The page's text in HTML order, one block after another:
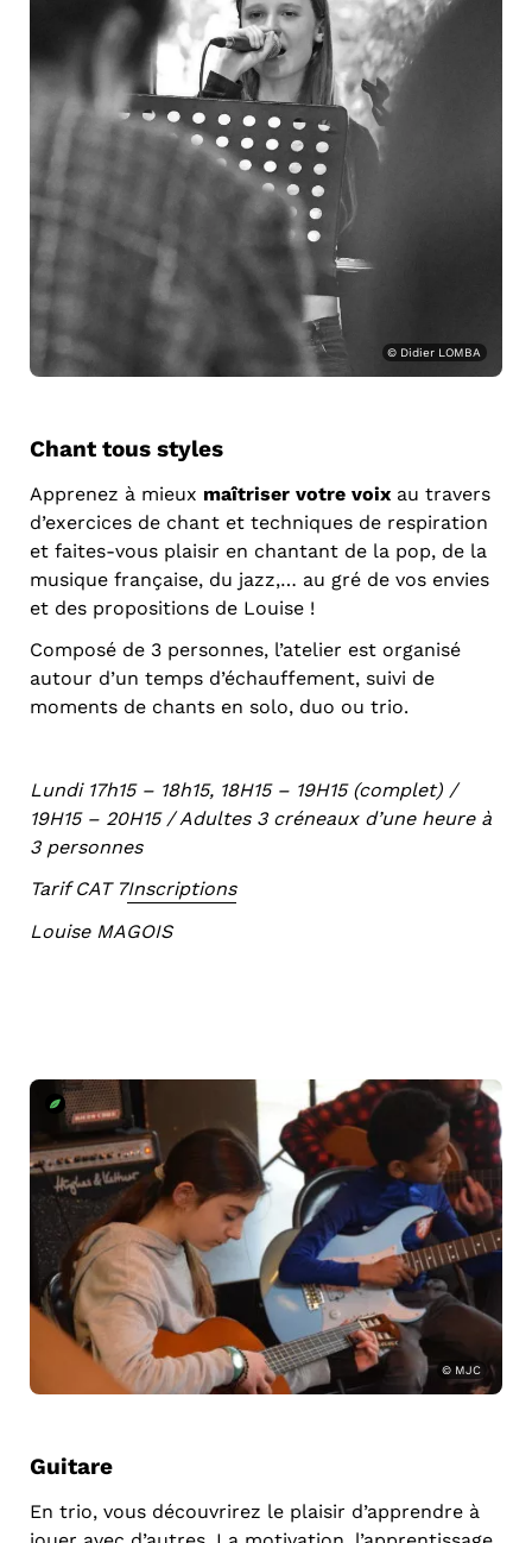
© Didier LOMBA
Chant tous styles
Apprenez à mieux maîtriser votre voix au travers
d’exercices de chant et techniques de respiration
et faites-vous plaisir en chantant de la pop, de la
musique française, du jazz,… au gré de vos envies
et des propositions de Louise !
Composé de 3 personnes, l’atelier est organisé
autour d’un temps d’échauffement, suivi de
moments de chants en solo, duo ou trio.
Lundi 17h15 – 18h15, 18H15 – 19H15 (complet) /
19H15 – 20H15 /Adultes 3 créneaux d’une heure à
3 personnes
Tarif CAT 7Inscriptions
Louise MAGOIS
© MJC
Guitare
En trio, vous découvrirez le plaisir d’apprendre à